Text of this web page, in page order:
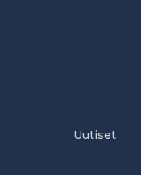
Uutiset